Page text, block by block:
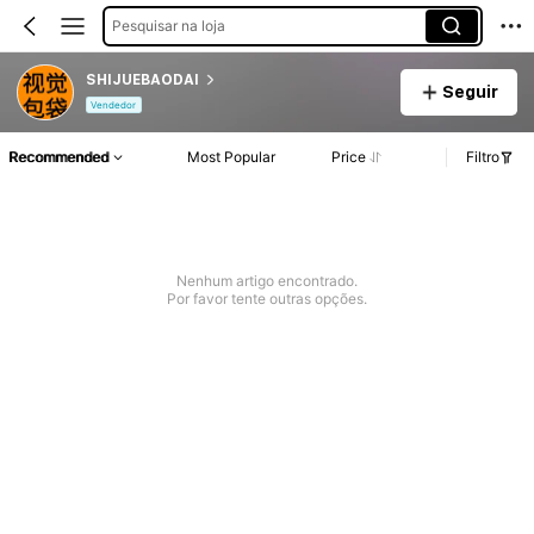
Pesquisar na loja
SHIJUEBAODAI
Vendedor
Seguir
Recommended Most Popular Price Filtro
Nenhum artigo encontrado.
Por favor tente outras opções.